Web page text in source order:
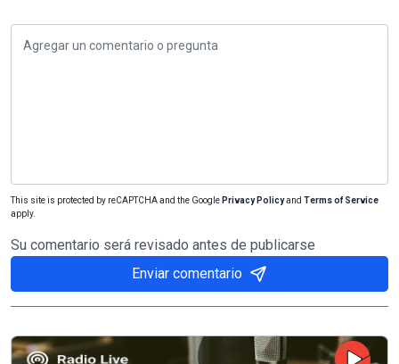
This site is protected by reCAPTCHA and the Google Privacy Policyand Terms of Service
apply.
Su comentario será revisado antes de publicarse
Enviar comentario